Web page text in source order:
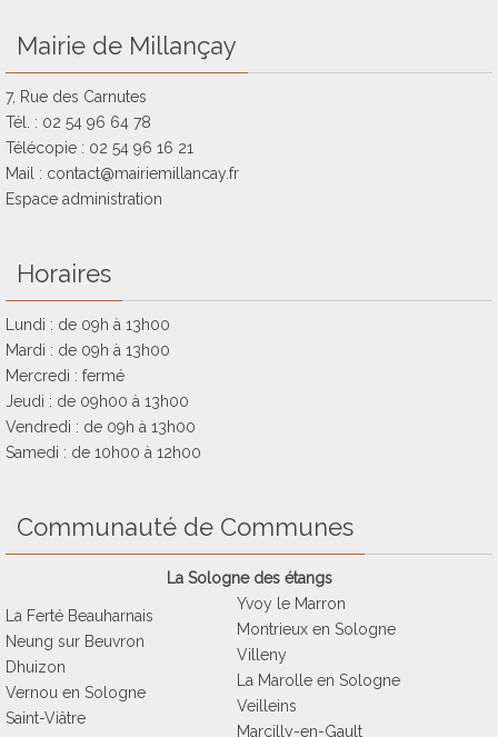
Mairie de Millançay
7, Rue des Carnutes
Tél. : 02 54 96 64 78
Télécopie : 02 54 96 16 21
Mail : contact@mairiemillancay.fr
Espace administration
Horaires
Lundi : de 09h à 13h00
Mardi : de 09h à 13h00
Mercredi : fermé
Jeudi : de 09h00 à 13h00
Vendredi : de 09h à 13h00
Samedi : de 10h00 à 12h00
Communauté de Communes
La Sologne des étangs
La Ferté Beauharnais
Neung sur Beuvron
Dhuizon
Vernou en Sologne
Saint-Viâtre
Yvoy le Marron
Montrieux en Sologne
Villeny
La Marolle en Sologne
Veilleins
Marcilly-en-Gault